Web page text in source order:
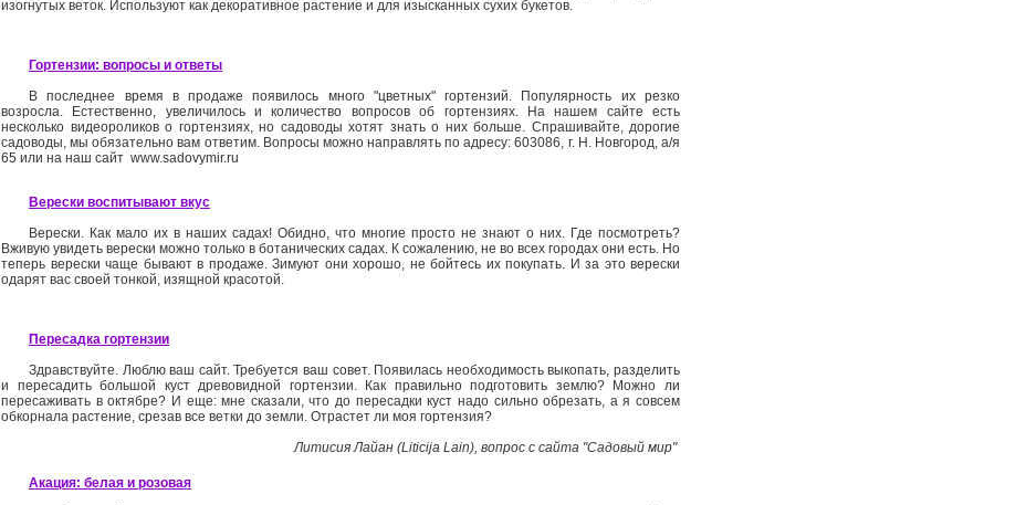
изогнутых веток. Используют как декоративное растение и для изысканных сухих букетов.
Гортензии: вопросы и ответы
В последнее время в продаже появилось много "цветных" гортензий. Популярность их резко
возросла. Естественно, увеличилось и количество вопросов об гортензиях. На нашем сайте есть
несколько видеороликов о гортензиях, но садоводы хотят знать о них больше. Спрашивайте, дорогие
садоводы, мы обязательно вам ответим. Вопросы можно направлять по адресу: 603086, г. Н. Новгород, а/я
65 или на наш сайт www.sadovymir.ru
Верески воспитывают вкус
Верески. Как мало их в наших садах! Обидно, что многие просто не знают о них. Где посмотреть?
Вживую увидеть верески можно только в ботанических садах. К сожалению, не во всех городах они есть. Но
теперь верески чаще бывают в продаже. Зимуют они хорошо, не бойтесь их покупать. И за это верески
одарят вас своей тонкой, изящной красотой.
Пересадка гортензии
Здравствуйте. Люблю ваш сайт. Требуется ваш совет. Появилась необходимость выкопать, разделить
и пересадить большой куст древовидной гортензии. Как правильно подготовить землю? Можно ли
пересаживать в октябре? И еще: мне сказали, что до пересадки куст надо сильно обрезать, а я совсем
обкорнала растение, срезав все ветки до земли. Отрастет ли моя гортензия?
Литисия Лайан (Liticija Lain), вопрос с сайта "Садовый мир"
Акация: белая и розовая